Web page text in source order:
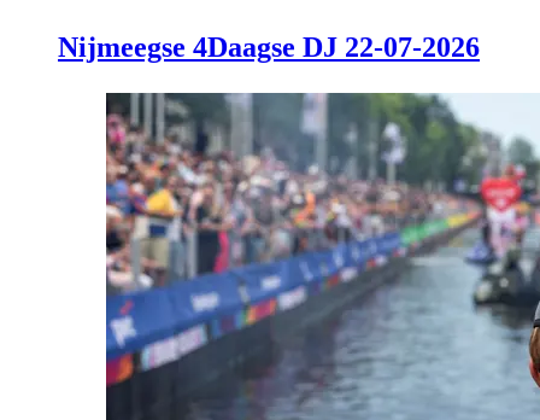
Nijmeegse 4Daagse DJ 22-07-2026